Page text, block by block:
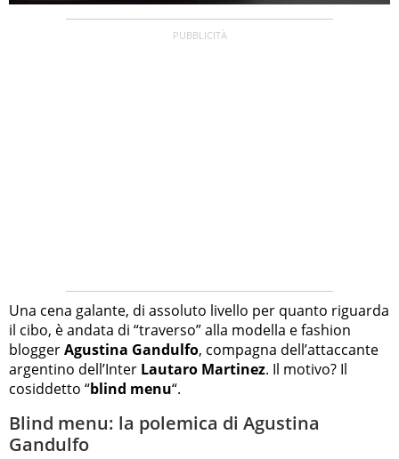
Una cena galante, di assoluto livello per quanto riguarda
il cibo, è andata di “traverso” alla modella e fashion
bloggerAgustina Gandulfo, compagna dell’attaccante
argentino dell’Inter Lautaro Martinez. Il motivo? Il
cosiddetto “blind menu“.
Blind menu: la polemica di Agustina
Gandulfo